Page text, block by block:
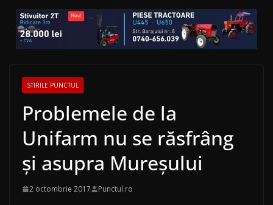
STIRILE PUNCTUL
Problemele de la
Unifarm nu se răsfrâng
și asupra Mureșului
2 octombrie 2017 Punctul.ro